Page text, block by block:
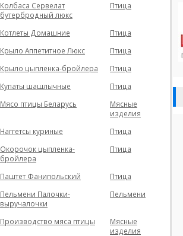
Колбаса Сервелат
бутербродный люкс
Птица
Котлеты Домашние
Птица
Крыло Аппетитное Люкс
Птица
Крыло цыпленка-бройлера
Птица
Купаты шашлычные
Птица
Мясо птицы Беларусь
Мясные
изделия
Наггетсы куриные
Птица
Окорочок цыпленка-
бройлера
Птица
Паштет Фанипольский
Птица
Пельмени Палочки-
выручалочки
Пельмени
Производство мяса птицы
Мясные
изделия